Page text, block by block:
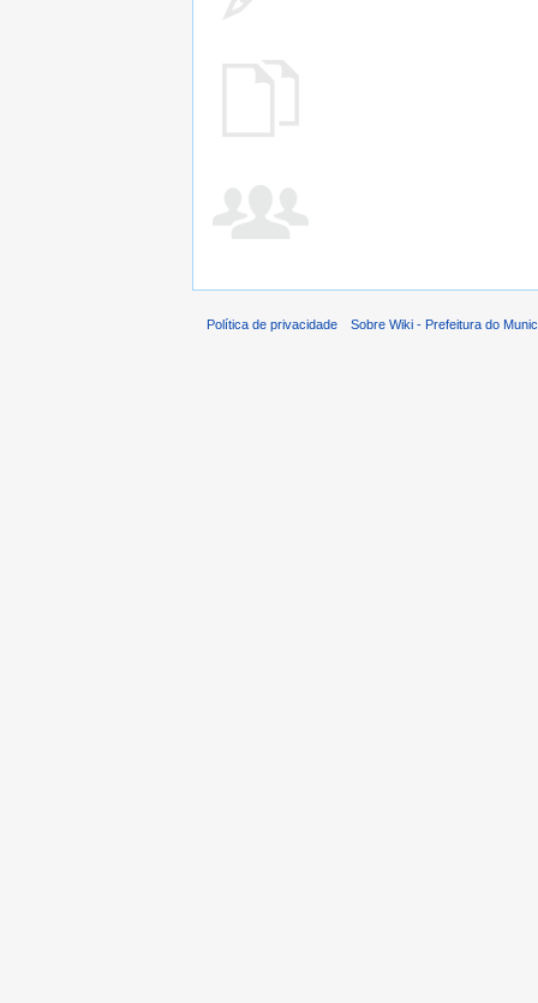
Política de privacidade Sobre Wiki - Prefeitura do